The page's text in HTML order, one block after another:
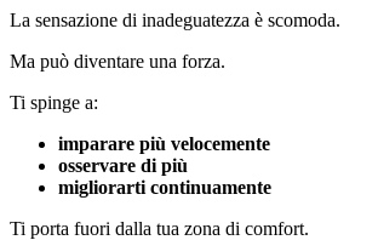
La sensazione di inadeguatezza è scomoda.
Ma può diventare una forza.
Ti spinge a:
imparare più velocemente
osservare di più
migliorarti continuamente
Ti porta fuori dalla tua zona di comfort.